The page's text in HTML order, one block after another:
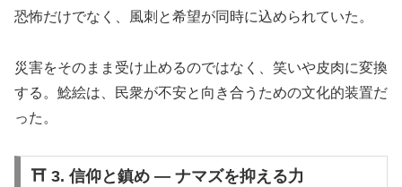
恐怖だけでなく、風刺と希望が同時に込められていた。
災害をそのまま受け止めるのではなく、笑いや皮肉に変換
する。鯰絵は、民衆が不安と向き合うための文化的装置だ
った。
⛩️ 3. 信仰と鎮め ― ナマズを抑える力